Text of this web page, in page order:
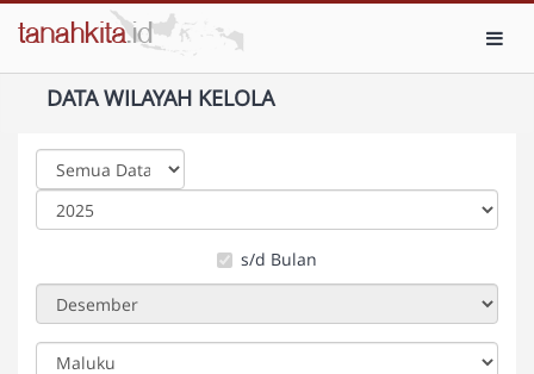
DATA WILAYAH KELOLA
s/d Bulan